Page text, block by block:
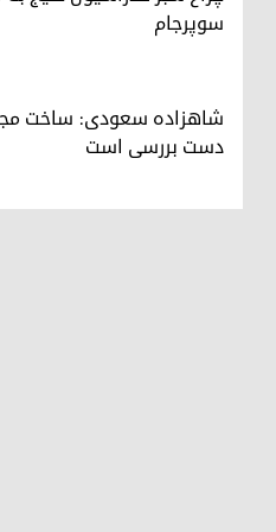
سوپرجام
شاهزاده سعودی: ساخت
دست بررسی است